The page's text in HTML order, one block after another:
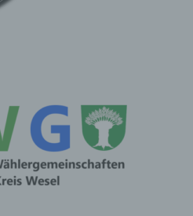
Veränderung, das
die Verwendung,
andere Form der
Vernichtung.
der Verarbeitung
Verarbeitung ist die
Daten mit dem Ziel, ihre